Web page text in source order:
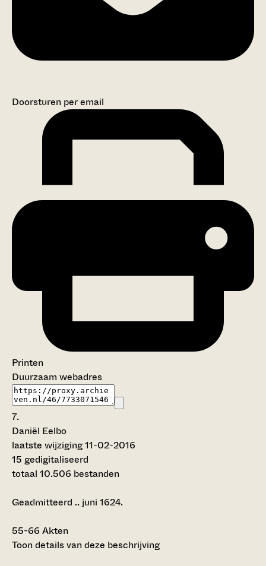
Doorsturen per email
Printen
Duurzaam webadres
7.
Daniël Eelbo
laatste wijziging 11-02-2016
15 gedigitaliseerd
totaal 10.506 bestanden
Geadmitteerd .. juni 1624.
55-66 Akten
Toon details van deze beschrijving